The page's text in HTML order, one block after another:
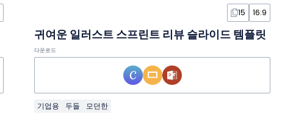
15 16:9
귀여운 일러스트 스프린트 리뷰 슬라이드 템플릿
다운로드
기업용 두들 모던한